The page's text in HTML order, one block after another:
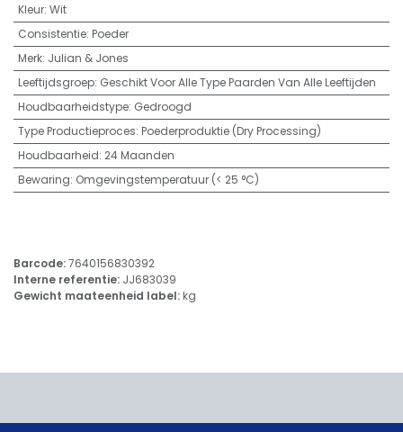
Kleur: Wit
Consistentie: Poeder
Merk: Julian & Jones
Leeftijdsgroep: Geschikt Voor Alle Type Paarden Van Alle Leeftijden
Houdbaarheidstype: Gedroogd
Type Productieproces: Poederproduktie (Dry Processing)
Houdbaarheid: 24 Maanden
Bewaring: Omgevingstemperatuur (< 25 °C)
Barcode:7640156830392
Interne referentie: JJ683039
Gewicht maateenheid label:kg